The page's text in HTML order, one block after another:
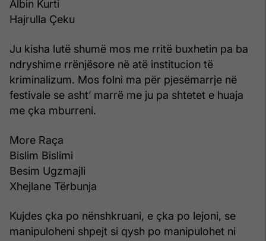
Albin Kurti
Hajrulla Çeku
Ju kisha lutë shumë mos me rritë buxhetin pa ba
ndryshime rrënjësore në atë institucion të
kriminalizum. Mos folni ma për pjesëmarrje në
festivale se asht’ marrë me ju pa shtetet e huaja
me çka mburreni.
More Raça
Bislim Bislimi
Besim Ugzmajli
Xhejlane Tërbunja
Kujdes çka po nënshkruani, e çka po lejoni, se
manipuloheni shpejt si qysh po manipulohet ni